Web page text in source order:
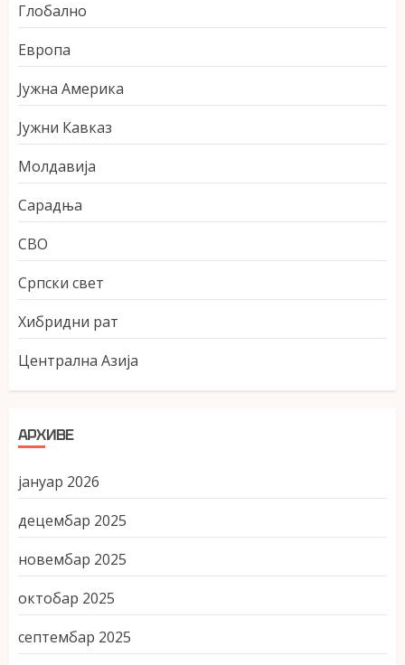
Глобално
Европа
Јужна Америка
Јужни Кавказ
Молдавија
Сарадња
СВО
Српски свет
Хибридни рат
Централна Азија
АРХИВЕ
јануар 2026
децембар 2025
новембар 2025
октобар 2025
септембар 2025